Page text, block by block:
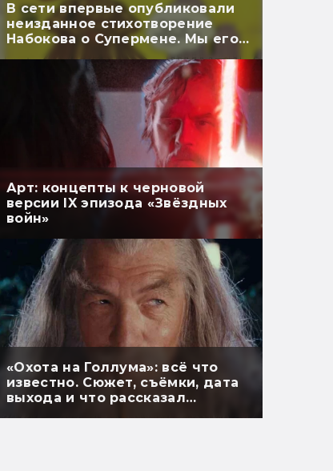
В сети впервые опубликовали
неизданное стихотворение
Набокова о Супермене. Мы его
перевели
Арт: концепты к черновой
версии IX эпизода «Звёздных
войн»
«Охота на Голлума»: всё что
известно. Сюжет, съёмки, дата
выхода и что рассказал